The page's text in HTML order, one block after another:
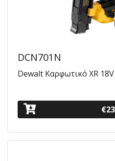
DCN701N
Dewalt Καρφωτικό XR